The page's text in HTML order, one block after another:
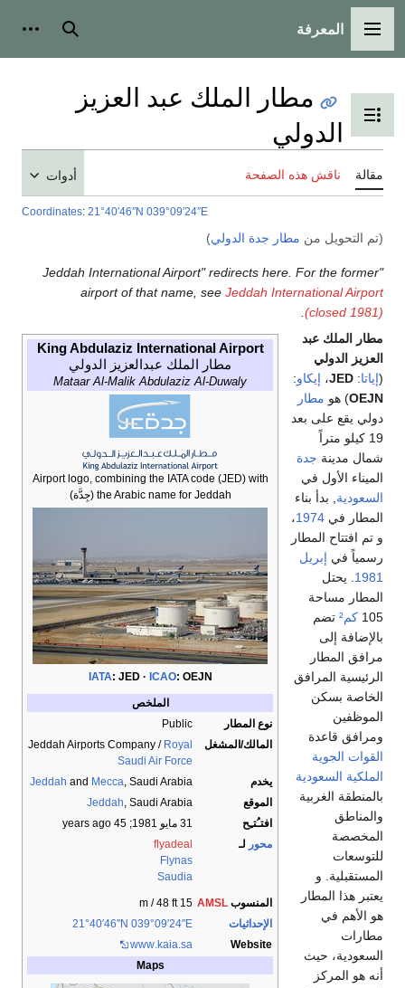
القائمة الرئيسية
المعرفة بحث
تبديل عرض جدول المحتويات
مطار الملك عبد العزيز
الدولي
مقالة ناقش هذه الصفحة أدوات
Coordinates: 21°40′46″N 039°09′24″E
(تم التحويل من مطار جدة الدولي)
"Jeddah International Airport" redirects here. For the former
airport of that name, see Jeddah International Airport
(closed 1981)
King Abdulaziz International Airport
مطار الملك عبدالعزيز الدولي
Mataar Al-Malik Abdulaziz Al-Duwaly
Airport logo, combining the IATA code (JED) with
the Arabic name for Jeddah ( جِدَّة‎)
IATA: JED ICAO: OEJN
الملخص
نوع المطار
Public
المالك/المشغل
Jeddah Airports Company / Royal
Saudi Air Force
يخدم
Jeddah and Mecca, Saudi Arabia
الموقع
Jeddah, Saudi Arabia
افتـُتـِح
31 مايو 1981
; 45 years ago
محور لـ
flyadeal
Flynas
Saudia
المنسوب AMSL
15 m / 48 ft
الإحداثيات
21°40′46″N 039°09′24″E
Website
www.kaia.sa
Maps
مطار الملك عبد
العزيز الدولي
(إياتا:
JED، إيكاو:
OEJN) هو مطار
دولي يقع على بعد
19 كيلو متراً
شمال مدينة جدة
الميناء الأول في
السعودية , بدأ بناء
المطار في 1974،
و تم افتتاح المطار
رسمياً في إبريل
1981 . يحتل
المطار مساحة
105 كم²
تضم
بالإضافة إلى
مرافق المطار
الرئيسية المرافق
الخاصة بسكن
الموظفين
ومرافق قاعدة
القوات الجوية
الملكية السعودية
بالمنطقة الغربية
والمناطق
المخصصة
للتوسعات
المستقبلية. و
يعتبر هذا المطار
هو الأهم في
مطارات
السعودية، حيث
أنه هو المركز